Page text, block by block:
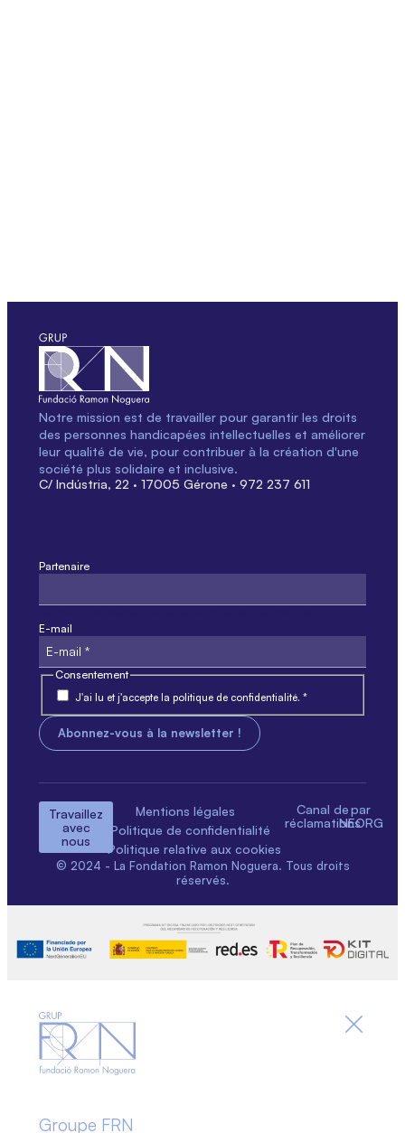
Notre mission est de travailler pour garantir les droits
des personnes handicapées intellectuelles et améliorer
leur qualité de vie, pour contribuer à la création d'une
société plus solidaire et inclusive.
C/ Indústria, 22 · 17005 Gérone · 972 237 611
Partenaire
E-mail
Consentement
J'ai lu et j'accepte la politique de confidentialité. *
Travaillez
avec
nous
Mentions légales
Politique de confidentialité
Politique relative aux cookies
Canal de
réclamations
par
NEORG
© 2024 - La Fondation Ramon Noguera. Tous droits
réservés.
Groupe FRN